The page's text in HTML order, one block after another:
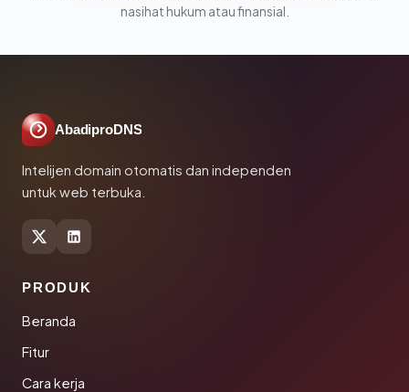
nasihat hukum atau finansial.
AbadiproDNS
Intelijen domain otomatis dan independen
untuk web terbuka.
PRODUK
Beranda
Fitur
Cara kerja